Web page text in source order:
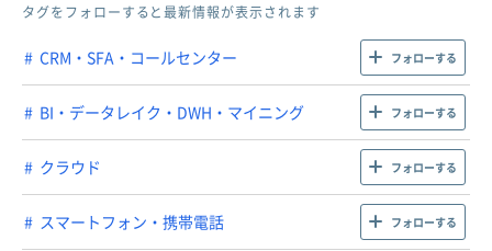
タグをフォローすると最新情報が表示されます
CRM・SFA・コールセンター フォローする
BI・データレイク・DWH・マイニング フォローする
クラウド フォローする
スマートフォン・携帯電話 フォローする